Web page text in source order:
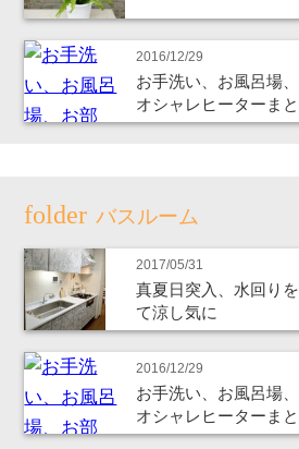
2016/12/29
お手洗い、お風呂場
オシャレヒーターま
バスルーム
2017/05/31
真夏日突入、水回り
て涼し気に
2016/12/29
お手洗い、お風呂場
オシャレヒーターま